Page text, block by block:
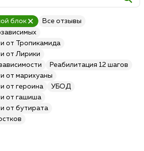
блок
Все отзывы
от Тропикамида
от Лирики
Реабилитация 12 шагов
от марихуаны
от героина
УБОД
от гашиша
от бутирата